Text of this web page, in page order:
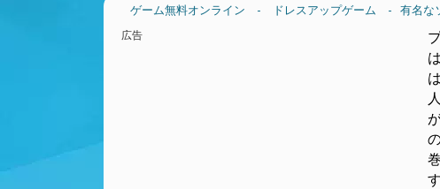
ゲーム無料オンライン - ドレスアップゲーム - 有名な
広告